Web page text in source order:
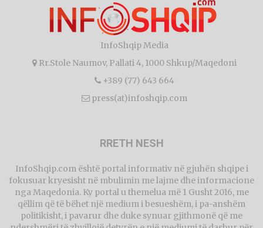
InfoShqip Media
Rr.Stole Naumov, Pallati 4, 1000 Shkup/Maqedoni
+389 (77) 643 664
press(at)infoshqip.com
RRETH NESH
InfoShqip.com është portal informativ në gjuhën shqipe i
fokusuar kryesisht në mbulimin me lajme dhe informacione
nga Maqedonia. Ky portal u themelua më 1 Gusht 2016, me
qëllim që të bëhet një medium i besueshëm, i pa-anshëm
politikisht, i pavarur dhe duke synuar gjithmonë që me